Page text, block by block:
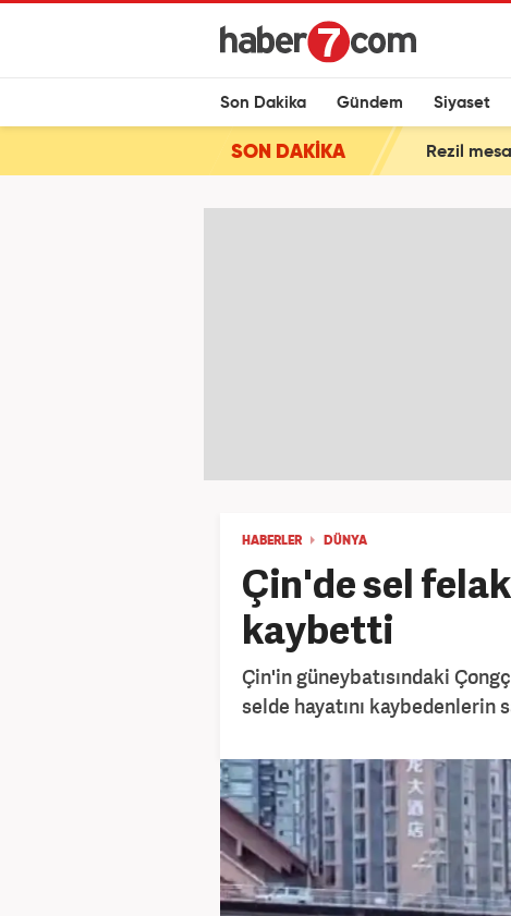
Son Dakika Gündem Siyaset
SON DAKİKA Rezil
HABERLER DÜNYA
Çin'de sel
kaybetti
Çin'in güneybatısındaki
selde hayatını kaybedenlerin